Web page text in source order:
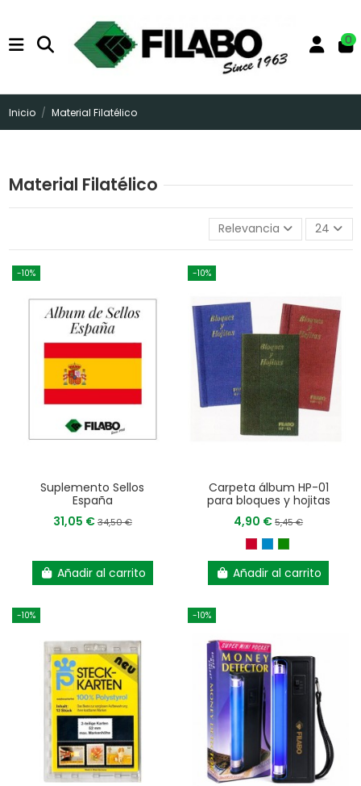
0
Inicio Material Filatélico
Material Filatélico
Relevancia 24
-10%
Suplemento Sellos
España
31,05 €34,50 €
Añadir al carrito
-10%
Carpeta álbum HP-01
para bloques y hojitas
4,90 €5,45 €
Añadir al carrito
-10% -10%